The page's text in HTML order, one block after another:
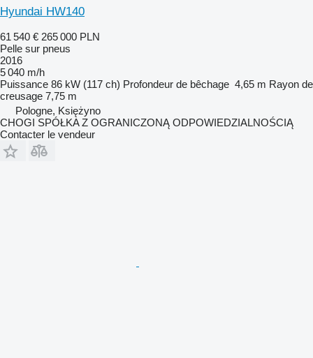
Hyundai HW140
61 540 € 265 000 PLN
Pelle sur pneus
2016
5 040 m/h
Puissance 86 kW (117 ch) Profondeur de bêchage 4,65 m Rayon de
creusage 7,75 m
Pologne, Księżyno
CHOGI SPÓŁKA Z OGRANICZONĄ ODPOWIEDZIALNOŚCIĄ
Contacter le vendeur